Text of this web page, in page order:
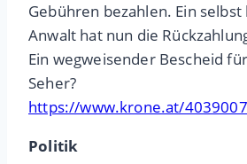
Gebühren bezahlen. Ein
Anwalt hat nun die
Ein wegweisender Bescheid
Seher?
https://www.krone.at/4039007
Politik